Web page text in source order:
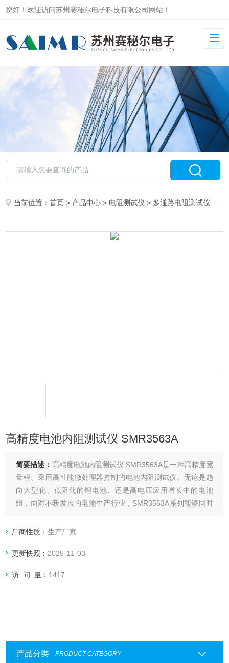
您好！欢迎访问苏州赛秘尔电子科技有限公司网站！
当前位置：首页 > 产品中心 > 电阻测试仪 > 多通路电阻测试仪
高精度电池内阻测试仪 SMR3563A
简要描述： 高精度电池内阻测试仪 SMR3563A是一种高精度宽
量程、采用高性能微处理器控制的电池内阻测试仪。无论是趋
向大型化、低阻化的锂电池、还是高电压应用增长中的电池
组，面对不断发展的电池生产行业，SMR3563A系列能够同时
高、稳定性好、测试周期短、外形精致、功能 *、接口丰富、
厂商性质：生产厂家
更新快照： 2025-11-03
访 问 量： 1417
产品分类 PRODUCT CATEGORY